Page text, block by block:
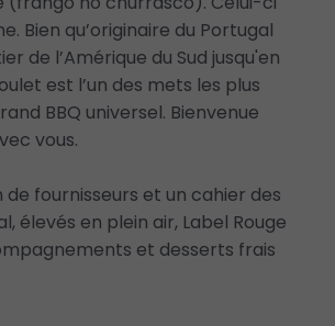
Bien qu’originaire du Portugal
de l’Amérique du Sud jusqu'en
est l’un des mets les plus
BBQ universel. Bienvenue
vous.
fournisseurs et un cahier des
élevés en plein air, Label Rouge
et desserts frais